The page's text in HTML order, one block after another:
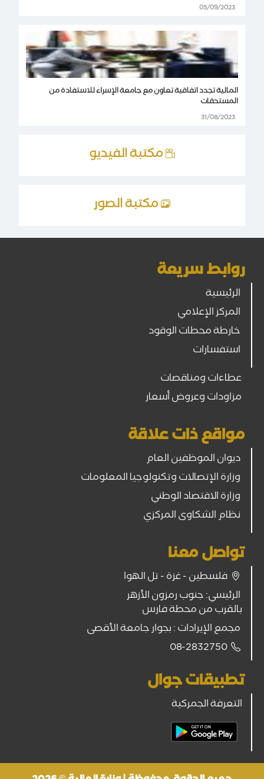
05/09/2023
المالية تجدد اتفاقية تعاون مع جامعة الإسراء للاستفادة من
المستحقات
31/08/2023
مكتبة الفيديو
مكتبة الصور
روابط سريعة
الرئيسية
المركز الإعلامي
خارطة محطات الوقود
استفسارات
عطاءات ومناقصات
مزاودات وعروض أسعار
مواقع ذات علاقة
ديوان الموظفين العام
وزارة الإتصالات وتكنولوجيا المعلومات
وزارة الاقتصاد الوطني
نظام الشكاوى المركزي
تواصل معنا
فلسطين - غزة - تل الهوا
الرئيسي: جنوب رمزون الأزهر
بالقرب من محطة فارس
مجمع الإيرادات : بجوار جامعة الأقصى
08-2832750
تطبيقات جوال
التعرفة الجمركية